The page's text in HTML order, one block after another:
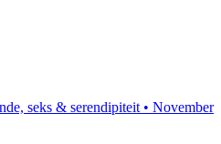
seks & serendipiteit • November